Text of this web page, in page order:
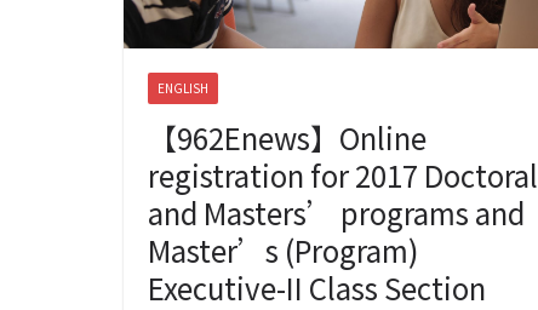
ENGLISH
【962Enews】Online
registration for 2017 Doctoral
and Masters’ programs and
Master’s (Program)
Executive-II Class Section